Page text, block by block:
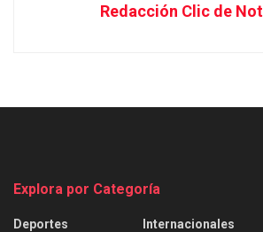
Redacción Clic de
Explora por Categoría
Deportes Internacionales